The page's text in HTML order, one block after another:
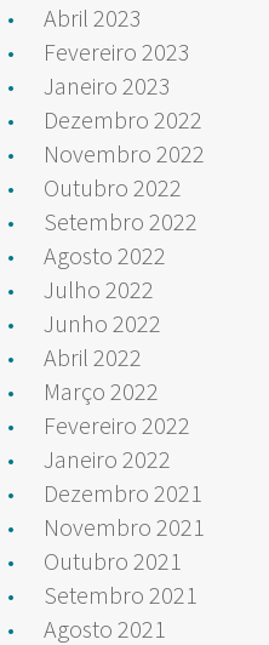
Abril 2023
Fevereiro 2023
Janeiro 2023
Dezembro 2022
Novembro 2022
Outubro 2022
Setembro 2022
Agosto 2022
Julho 2022
Junho 2022
Abril 2022
Março 2022
Fevereiro 2022
Janeiro 2022
Dezembro 2021
Novembro 2021
Outubro 2021
Setembro 2021
Agosto 2021